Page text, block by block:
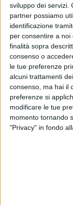
sviluppo dei servizi.
partner possiamo
identificazione
per consentire a
finalità sopra
consenso o
le tue preferenze
alcuni trattamenti
consenso, ma hai il
preferenze si
modificare le tue
momento tornando
"Privacy" in fondo